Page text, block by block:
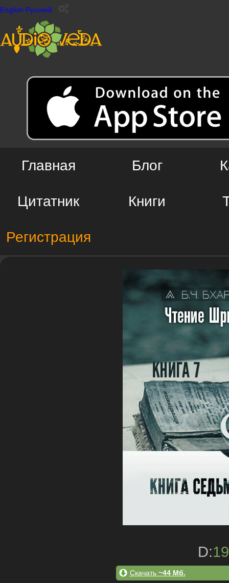
English Русский
Главная Блог
Цитатник Книги
Регистрация
D:
Скачать ~44 Мб.